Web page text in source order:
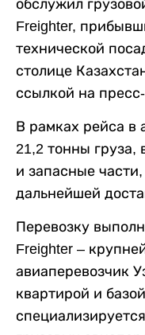
обслужил
Freighter,
технической
столице
ссылкой на
В рамках рейса в
21,2 тонны
и запасные
дальнейшей
Перевозку
Freighter –
авиаперевозчик
квартирой и